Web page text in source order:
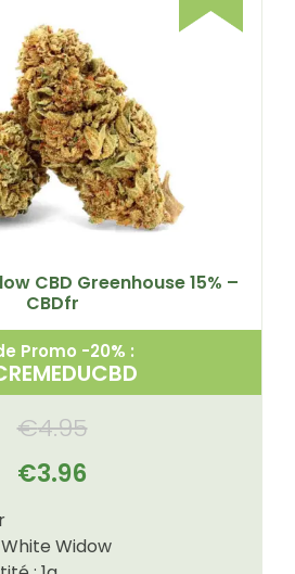
CBD Greenhouse 15% –
CBDfr
Promo -20% :
€4.95
€3.96
Widow